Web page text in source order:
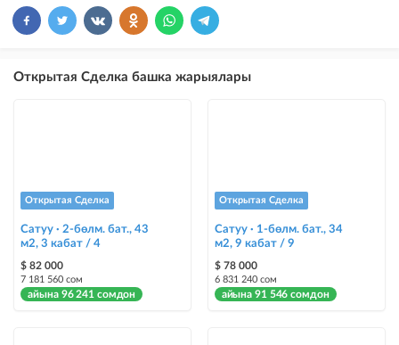
бекер жарыялардын үстүнө жарыя жайгаштыруу
бекер жарыялардын үстүнө жарыя жайгаштыруу (VIPтен кийин)
Instagram Промо
@house_kg Instagram аккаунтуна жана Telegram каналына жарыя
жайгаштыруу + Instagramдагы акы төлөнүүчү жарнама
Түс менен белгилөө
жарыялардын арасында башка түстө бөлүп көрсөтүлөт
Открытая Сделка башка жарыялары
Открытая Сделка
Сатуу · 2-бөлм. бат., 43
м2, 3 кабат / 4
$ 82 000
7 181 560 сом
айына 96 241 сомдон
Открытая Сделка
Сатуу · 1-бөлм. бат., 34
м2, 9 кабат / 9
$ 78 000
6 831 240 сом
айына 91 546 сомдон